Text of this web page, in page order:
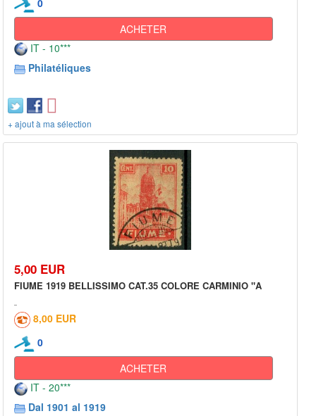
ACHETER
IT - 10***
Philatéliques
+ ajout à ma sélection
5,00 EUR
FIUME 1919 BELLISSIMO CAT.35 COLORE CARMINIO "A
8,00 EUR
0
ACHETER
IT - 20***
Dal 1901 al 1919